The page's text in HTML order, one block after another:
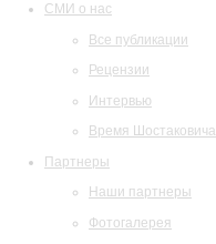
СМИ о нас
Все публикации
Рецензии
Интервью
Время Шостаковича
Партнеры
Наши партнеры
Фотогалерея